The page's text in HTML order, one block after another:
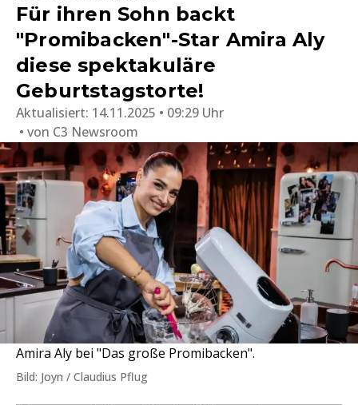
Für ihren Sohn backt
"Promibacken"-Star Amira Aly
diese spektakuläre
Geburtstagstorte!
Aktualisiert: 14.11.2025 • 09:29 Uhr
von C3 Newsroom
Amira Aly bei "Das große Promibacken".
Bild: Joyn / Claudius Pflug